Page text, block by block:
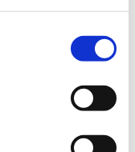
for hele
samholdet vi
heie på Norge